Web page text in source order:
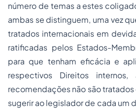
número de temas a estes
ambas se distinguem, uma vez
tratados internacionais em
ratificadas pelos Estados-
para que tenham eficácia e
respectivos Direitos
recomendações não são
sugerir ao legislador de cada um